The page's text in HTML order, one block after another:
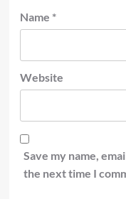
Name *
Website
Save my name,
the next time I